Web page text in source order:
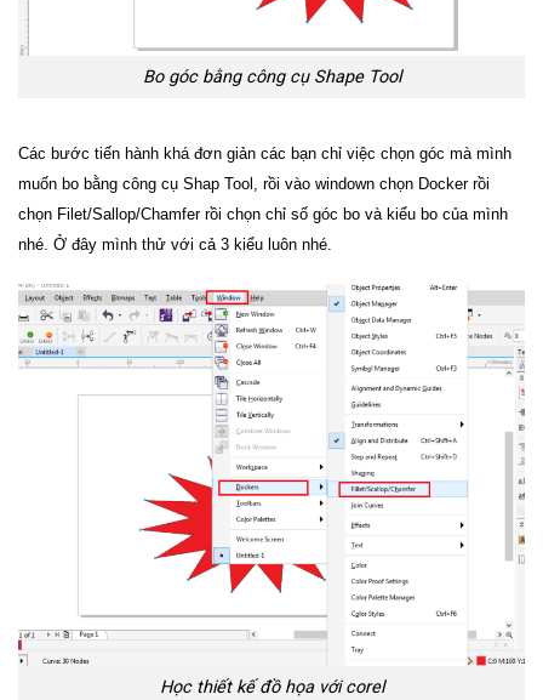
Bo góc bằng công cụ Shape Tool
Các bước tiến hành khá đơn giản các bạn chỉ việc chọn góc mà mình
muốn bo bằng công cụ Shap Tool, rồi vào windown chọn Docker rồi
chọn Filet/Sallop/Chamfer rồi chọn chỉ số góc bo và kiểu bo của mình
nhé. Ở đây mình thử với cả 3 kiểu luôn nhé.
Học thiết kế đồ họa với corel